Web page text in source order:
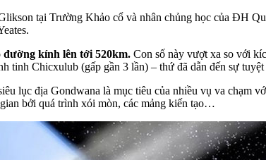
tại Trường Khảo cổ và nhân chủng học của ĐH
kính lên tới 520km. Con số này vượt xa so với
tinh Chicxulub (gấp gần 3 lần) – thứ đã dẫn đến sự
lục địa Gondwana là mục tiêu của nhiều vụ va chạm
bởi quá trình xói mòn, các mảng kiến tạo…